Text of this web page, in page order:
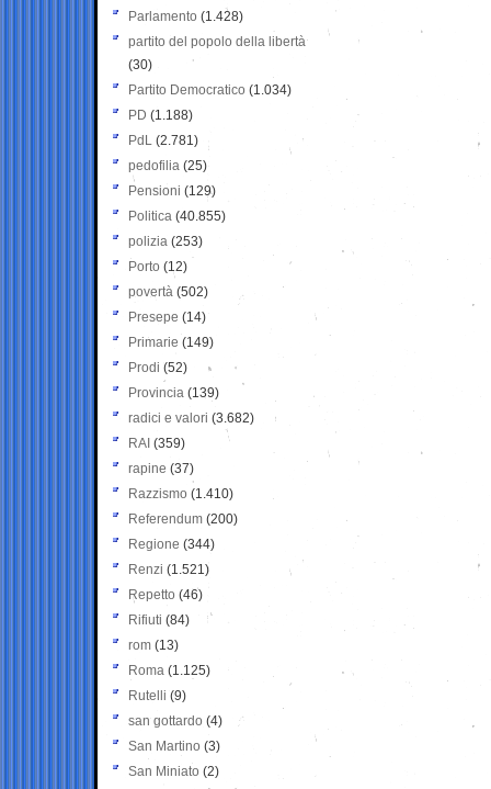
Parlamento (1.428)
partito del popolo della libertà
(30)
Partito Democratico (1.034)
PD (1.188)
PdL (2.781)
pedofilia (25)
Pensioni (129)
Politica (40.855)
polizia (253)
Porto (12)
povertà (502)
Presepe (14)
Primarie (149)
Prodi (52)
Provincia (139)
radici e valori (3.682)
RAI (359)
rapine (37)
Razzismo (1.410)
Referendum (200)
Regione (344)
Renzi (1.521)
Repetto (46)
Rifiuti (84)
rom (13)
Roma (1.125)
Rutelli (9)
san gottardo (4)
San Martino (3)
San Miniato (2)